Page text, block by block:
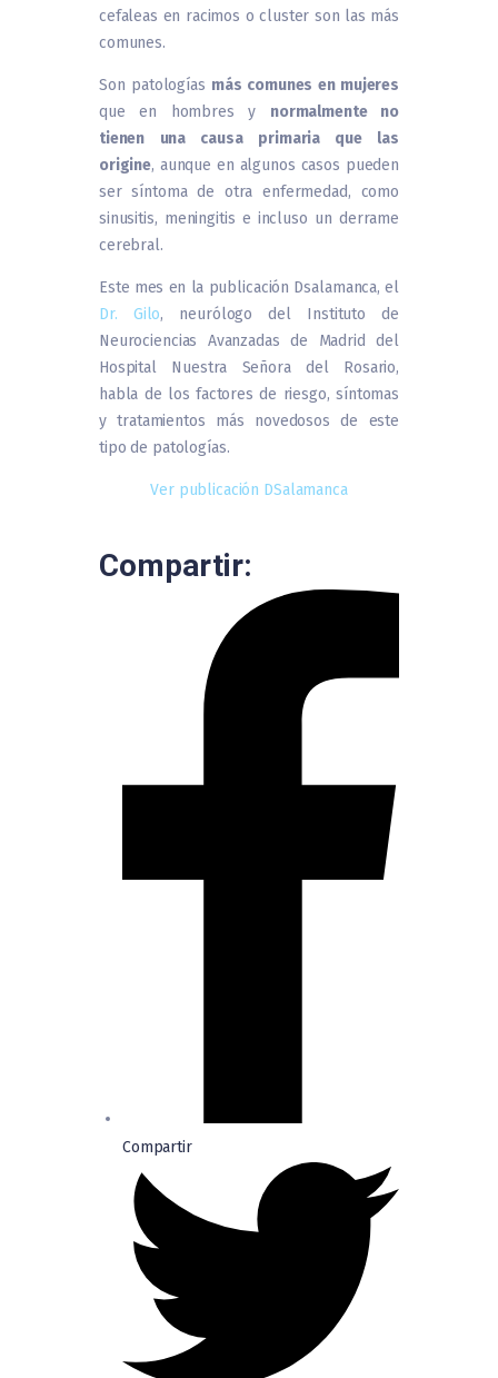
cefaleas en racimos o cluster son las más
comunes.
Son patologías más comunes en mujeres
que en hombres y normalmente no
tienen una causa primaria que las
origine, aunque en algunos casos pueden
ser síntoma de otra enfermedad, como
sinusitis, meningitis e incluso un derrame
cerebral.
Este mes en la publicación Dsalamanca, el
Dr. Gilo, neurólogo del Instituto de
Neurociencias Avanzadas de Madrid del
Hospital Nuestra Señora del Rosario,
habla de los factores de riesgo, síntomas
y tratamientos más novedosos de este
tipo de patologías.
Ver publicación DSalamanca
Compartir:
Compartir